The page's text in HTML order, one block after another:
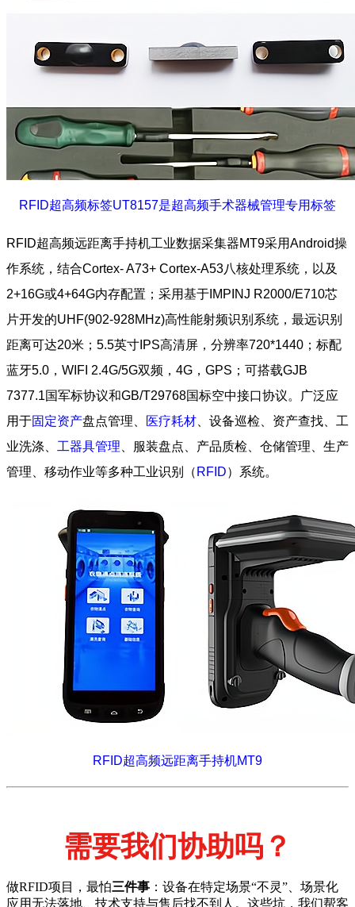
RFID超高频标签UT8157是超高频手术器械管理专用标签
RFID超高频远距离手持机工业数据采集器MT9采用Android操
作系统，结合Cortex- A73+ Cortex-A53八核处理系统，以及
2+16G或4+64G内存配置；采用基于IMPINJ R2000/E710芯
片开发的UHF(902-928MHz)高性能射频识别系统，最远识别
距离可达20米；5.5英寸IPS高清屏，分辨率720*1440；标配
蓝牙5.0，WIFI 2.4G/5G双频，4G，GPS；可搭载GJB
7377.1国军标协议和GB/T29768国标空中接口协议。广泛应
用于固定资产盘点管理、 医疗耗材、设备巡检、资产查找、工
业洗涤、 工器具管理、服装盘点、产品质检、仓储管理、生产
管理、移动作业等多种工业识别（ RFID）系统。
RFID超高频远距离手持机MT9
需要我们协助吗？
做RFID项目，最怕三件事 ：设备在特定场景“不灵”、场景化
应用无法落地、技术支持与售后找不到人。这些坑，我们帮客